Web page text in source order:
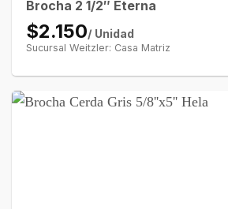
Brocha 2 1/2″ Eterna
$2.150/ Unidad
Sucursal Weitzler: Casa Matriz